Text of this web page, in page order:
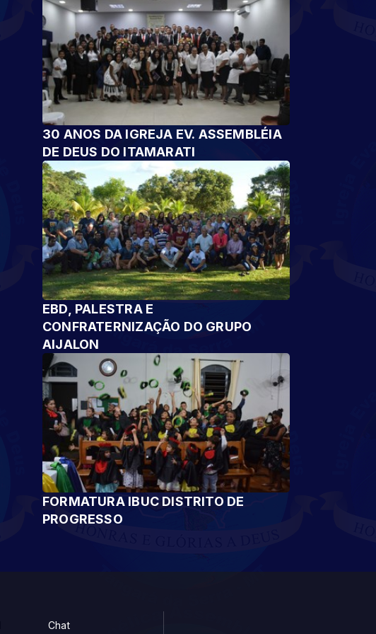
30 ANOS DA IGREJA EV. ASSEMBLÉIA
DE DEUS DO ITAMARATI
EBD, PALESTRA E
CONFRATERNIZAÇÃO DO GRUPO
AIJALON
FORMATURA IBUC DISTRITO DE
PROGRESSO
Chat